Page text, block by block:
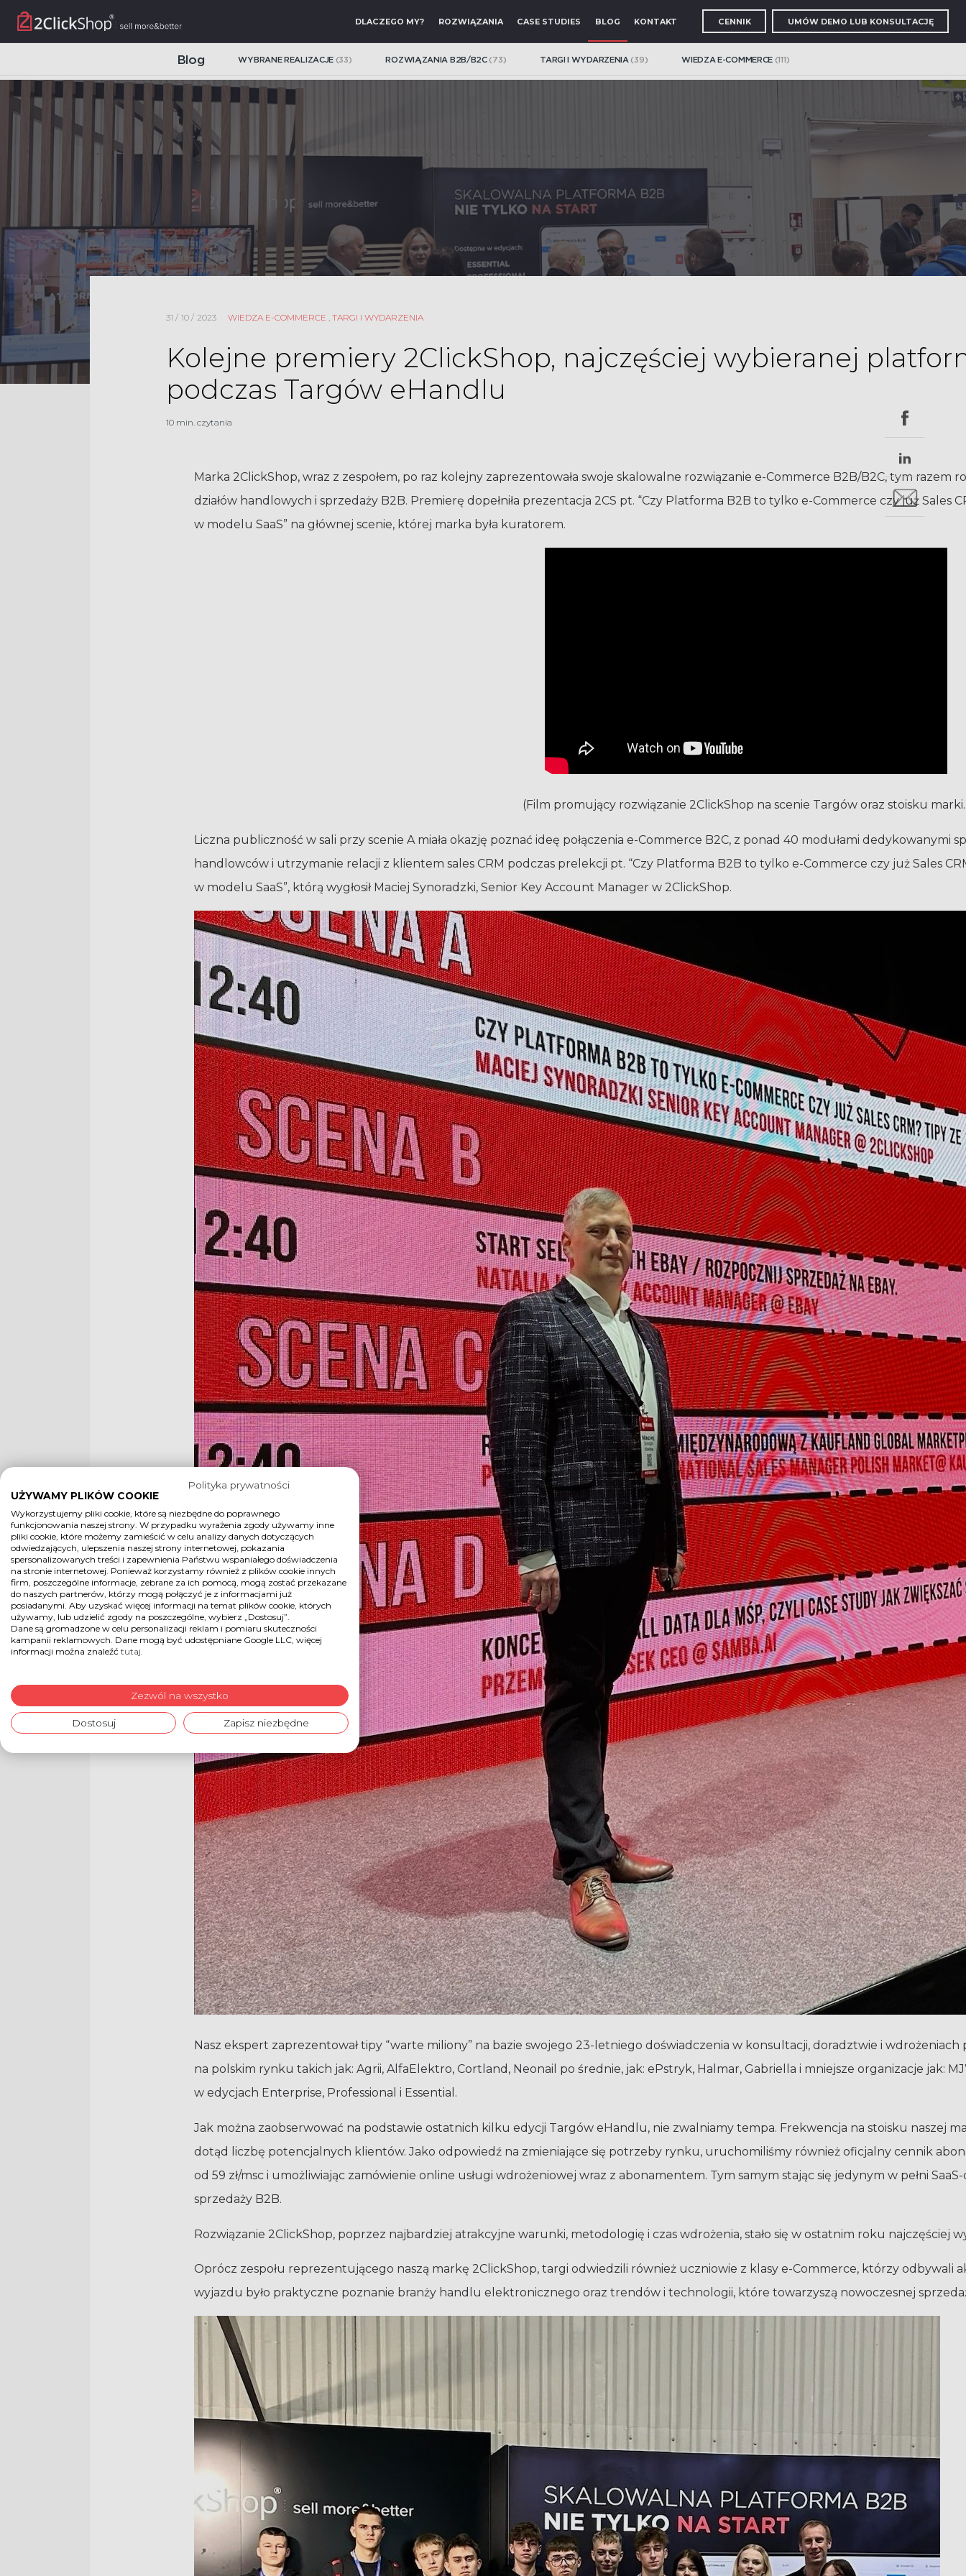
DLACZEGO MY? ROZWIĄZANIA
Automatyzacja procesów sprzedaży w handlu i dystrybucji integrowane w czasie
SKLEPY INTERNETOWE B2C
Automatyzacja i obsługa sprzedaży omnichannel na wielu rynkach w jednym panelu.
Wydajne, stabilne i bezpieczne integracje, automatyzujące procesy eCommerce
NAJNOWSZE CASE STUDY
Platforma B2B
Parfum company
CASE STUDIES BLOG KONTAKT CENNIK UMÓW DEMO LUB KONSULTACJĘ
Blog WYBRANE REALIZACJE (33) ROZWIĄZANIA B2B/B2C (73) TARGI I WYDARZENIA (39) WIEDZA E-COMMERCE (111)
31 / 10 / 2023 WIEDZA E-COMMERCE ,TARGI I WYDARZENIA
Kolejne premiery 2ClickShop, najczęściej wybieranej
podczas Targów eHandlu
10 min. czytania
Marka 2ClickShop, wraz z zespołem, po raz kolejny zaprezentowała swoje skalowalne rozwiązanie e-Commerce B2B/B2C, tym razem
działów handlowych i sprzedaży B2B. Premierę dopełniła prezentacja 2CS pt. “Czy Platforma B2B to tylko e-Commerce czy już Sales
w modelu SaaS” na głównej scenie, której marka była kuratorem.
(Film promujący rozwiązanie 2ClickShop na scenie Targów oraz stoisku
Liczna publiczność w sali przy scenie A miała okazję poznać ideę połączenia e-Commerce B2C, z ponad 40 modułami dedykowanymi
handlowców i utrzymanie relacji z klientem sales CRM podczas prelekcji pt. “Czy Platforma B2B to tylko e-Commerce czy już Sales
w modelu SaaS”, którą wygłosił Maciej Synoradzki, Senior Key Account Manager w 2ClickShop.
Nasz ekspert zaprezentował tipy “warte miliony” na bazie swojego 23-letniego doświadczenia w konsultacji, doradztwie i
na polskim rynku takich jak: Agrii, AlfaElektro, Cortland, Neonail po średnie, jak: ePstryk, Halmar, Gabriella i mniejsze organizacje jak:
w edycjach Enterprise, Professional i Essential.
Jak można zaobserwować na podstawie ostatnich kilku edycji Targów eHandlu, nie zwalniamy tempa. Frekwencja na stoisku naszej
dotąd liczbę potencjalnych klientów. Jako odpowiedź na zmieniające się potrzeby rynku, uruchomiliśmy również oficjalny cennik
od 59 zł/msc i umożliwiając zamówienie online usługi wdrożeniowej wraz z abonamentem. Tym samym stając się jedynym w pełni
sprzedaży B2B.
Rozwiązanie 2ClickShop, poprzez najbardziej atrakcyjne warunki, metodologię i czas wdrożenia, stało się w ostatnim roku najczęściej
Oprócz zespołu reprezentującego naszą markę 2ClickShop, targi odwiedzili również uczniowie z klasy e-Commerce, którzy odbywali
wyjazdu było praktyczne poznanie branży handlu elektronicznego oraz trendów i technologii, które towarzyszą nowoczesnej
Polityka prywatności
UŻYWAMY PLIKÓW COOKIE
Wykorzystujemy pliki cookie, które są niezbędne do poprawnego
funkcjonowania naszej strony. W przypadku wyrażenia zgody używamy inne
pliki cookie, które możemy zamieścić w celu analizy danych dotyczących
odwiedzających, ulepszenia naszej strony internetowej, pokazania
spersonalizowanych treści i zapewnienia Państwu wspaniałego doświadczenia
na stronie internetowej. Ponieważ korzystamy również z plików cookie innych
firm, poszczególne informacje, zebrane za ich pomocą, mogą zostać przekazane
do naszych partnerów, którzy mogą połączyć je z informacjami już
posiadanymi. Aby uzyskać więcej informacji na temat plików cookie, których
używamy, lub udzielić zgody na poszczególne, wybierz „Dostosuj”.
Dane są gromadzone w celu personalizacji reklam i pomiaru skuteczności
kampanii reklamowych. Dane mogą być udostępniane Google LLC, więcej
informacji można znaleźć tutaj.
Zezwól na wszystko
Dostosuj Zapisz niezbędne